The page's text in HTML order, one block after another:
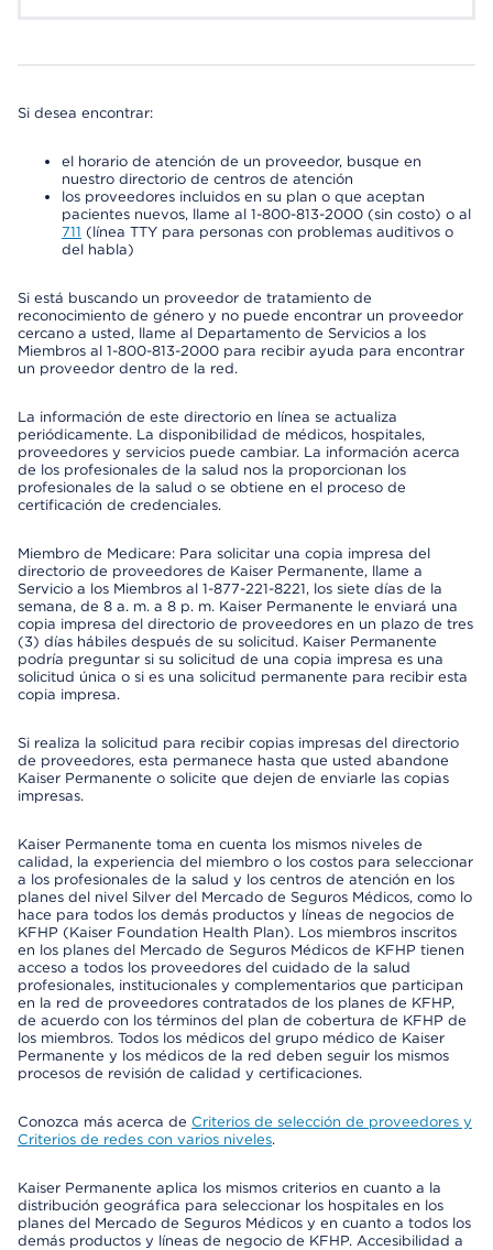
Si desea encontrar:
el horario de atención de un proveedor, busque en
nuestro directorio de centros de atención
los proveedores incluidos en su plan o que aceptan
pacientes nuevos, llame al 1-800-813-2000 (sin costo) o al
711 (línea TTY para personas con problemas auditivos o
del habla)
Si está buscando un proveedor de tratamiento de
reconocimiento de género y no puede encontrar un proveedor
cercano a usted, llame al Departamento de Servicios a los
Miembros al 1-800-813-2000 para recibir ayuda para encontrar
un proveedor dentro de la red.
La información de este directorio en línea se actualiza
periódicamente. La disponibilidad de médicos, hospitales,
proveedores y servicios puede cambiar. La información acerca
de los profesionales de la salud nos la proporcionan los
profesionales de la salud o se obtiene en el proceso de
certificación de credenciales.
Miembro de Medicare: Para solicitar una copia impresa del
directorio de proveedores de Kaiser Permanente, llame a
Servicio a los Miembros al 1-877-221-8221, los siete días de la
semana, de 8 a. m. a 8 p. m. Kaiser Permanente le enviará una
copia impresa del directorio de proveedores en un plazo de tres
(3) días hábiles después de su solicitud. Kaiser Permanente
podría preguntar si su solicitud de una copia impresa es una
solicitud única o si es una solicitud permanente para recibir esta
copia impresa.
Si realiza la solicitud para recibir copias impresas del directorio
de proveedores, esta permanece hasta que usted abandone
Kaiser Permanente o solicite que dejen de enviarle las copias
impresas.
Kaiser Permanente toma en cuenta los mismos niveles de
calidad, la experiencia del miembro o los costos para seleccionar
a los profesionales de la salud y los centros de atención en los
planes del nivel Silver del Mercado de Seguros Médicos, como lo
hace para todos los demás productos y líneas de negocios de
KFHP (Kaiser Foundation Health Plan). Los miembros inscritos
en los planes del Mercado de Seguros Médicos de KFHP tienen
acceso a todos los proveedores del cuidado de la salud
profesionales, institucionales y complementarios que participan
en la red de proveedores contratados de los planes de KFHP,
de acuerdo con los términos del plan de cobertura de KFHP de
los miembros. Todos los médicos del grupo médico de Kaiser
Permanente y los médicos de la red deben seguir los mismos
procesos de revisión de calidad y certificaciones.
Conozca más acerca de Criterios de selección de proveedores y
Criterios de redes con varios niveles.
Kaiser Permanente aplica los mismos criterios en cuanto a la
distribución geográfica para seleccionar los hospitales en los
planes del Mercado de Seguros Médicos y en cuanto a todos los
demás productos y líneas de negocio de KFHP. Accesibilidad a